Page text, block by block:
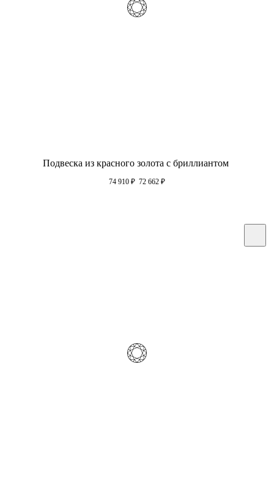
Подвеска из красного золота с бриллиантом
74 910 ₽ 72 662 ₽